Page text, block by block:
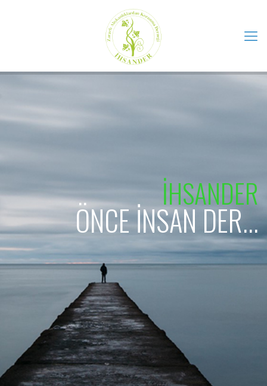
Bir kereden
bir şey olmaz deme,
Uyuşturucuya hayır de!